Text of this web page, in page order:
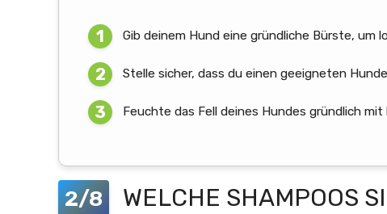
Gib deinem Hund eine gründliche Bürste, um
Stelle sicher, dass du einen geeigneten
Feuchte das Fell deines Hundes gründlich mit
2/8 WELCHE SHAMPOOS